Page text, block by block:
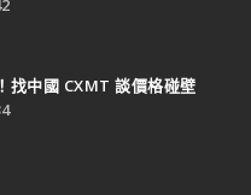
中國 CXMT 談價格碰壁